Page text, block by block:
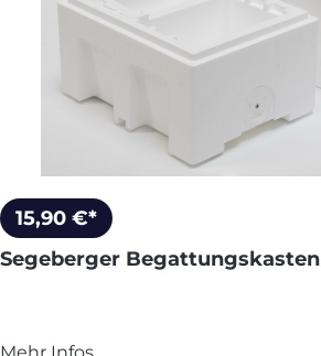
15,90 €*
Segeberger Begattungskasten